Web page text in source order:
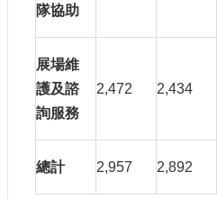
隊協助
展場維
護及諮
詢服務
2,472 2,434
總計 2,957 2,892